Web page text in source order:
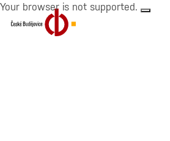
Your browser is not supported.